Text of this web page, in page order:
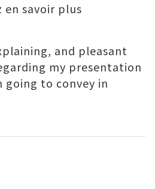
en savoir plus
and pleasant
my presentation
going to convey in